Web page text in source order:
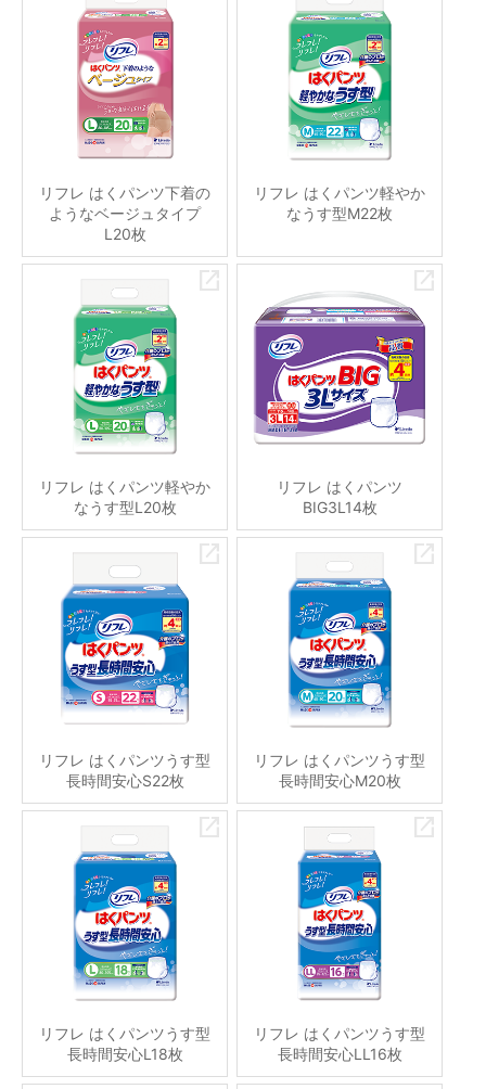
リフレ はくパンツ下着の
ようなベージュタイプ
L20枚
リフレ はくパンツ軽やか
なうす型M22枚
リフレ はくパンツ軽やか
なうす型L20枚
リフレ はくパンツ
BIG3L14枚
リフレ はくパンツうす型
長時間安心S22枚
リフレ はくパンツうす型
長時間安心M20枚
リフレ はくパンツうす型
長時間安心L18枚
リフレ はくパンツうす型
長時間安心LL16枚